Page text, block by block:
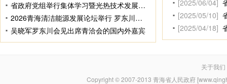
省政府党组举行集体学习暨光热技术发展专题讲座 罗东川主持并讲话
2026青海清洁能源发展论坛举行 罗东川致辞
吴晓军罗东川会见出席青洽会的国内外嘉宾
[2025/06/04]
[2025/05/10]
[2025/04/18]
关于我们
Copyright © 2007-2013 青海省人民政府